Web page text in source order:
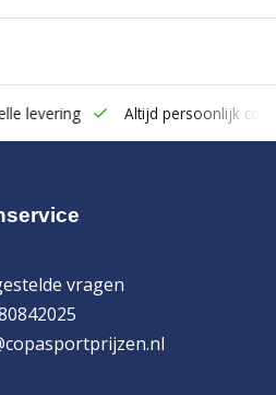
levering Altijd persoonlijk
vragen